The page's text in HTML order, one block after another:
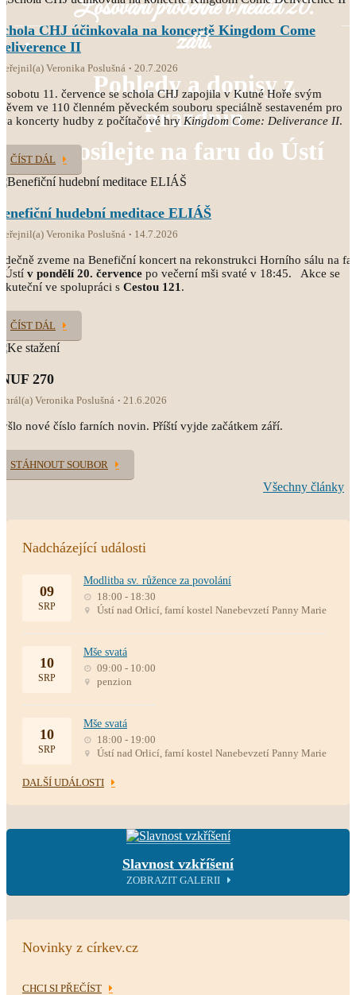
Losování proběhne v neděli 20.
září.
Pohledy a dopisy z
prázdnin
posílejte na faru do Ústí
CHJ účinkovala na koncertě Kingdom Come
II
Veronika Poslušná 20.7.2026
sobotu 11. července se schola CHJ zapojila v Kutné Hoře svým
ve 110 členném pěveckém souboru speciálně sestaveném pro
koncerty hudby z počítačové hry Kingdom Come: Deliverance II.
ČÍST DÁL
hudební meditace ELIÁŠ
Veronika Poslušná 14.7.2026
zveme na Benefiční koncert na rekonstrukci Horního sálu na
Ústí v pondělí 20. července po večerní mši svaté v 18:45. Akce se
ve spolupráci s Cestou 121 .
ČÍST DÁL
270
Veronika Poslušná 21.6.2026
nové číslo farních novin. Příští vyjde začátkem září.
STÁHNOUT SOUBOR
Všechny články
Nadcházející události
09
SRP
Modlitba sv. růžence za povolání
18:00 - 18:30
Ústí nad Orlicí, farní kostel Nanebevzetí Panny Marie
10
SRP
Mše svatá
09:00 - 10:00
penzion
10
SRP
Mše svatá
18:00 - 19:00
Ústí nad Orlicí, farní kostel Nanebevzetí Panny Marie
DALŠÍ UDÁLOSTI
Slavnost vzkříšení
ZOBRAZIT GALERII
Novinky z církev.cz
CHCI SI PŘEČÍST